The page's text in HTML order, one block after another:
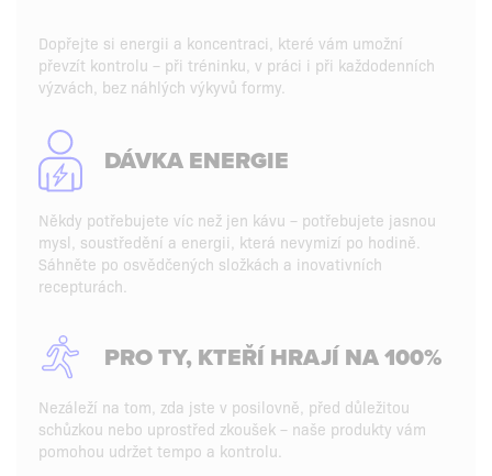
Dopřejte si energii a koncentraci, které vám umožní
převzít kontrolu – při tréninku, v práci i při každodenních
výzvách, bez náhlých výkyvů formy.
DÁVKA ENERGIE
Někdy potřebujete víc než jen kávu – potřebujete jasnou
mysl, soustředění a energii, která nevymizí po hodině.
Sáhněte po osvědčených složkách a inovativních
recepturách.
PRO TY, KTEŘÍ HRAJÍ NA 100%
Nezáleží na tom, zda jste v posilovně, před důležitou
schůzkou nebo uprostřed zkoušek – naše produkty vám
pomohou udržet tempo a kontrolu.